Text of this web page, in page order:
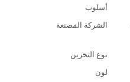
أسلوب
الشركة المصنعة
نوع التخزين
لون